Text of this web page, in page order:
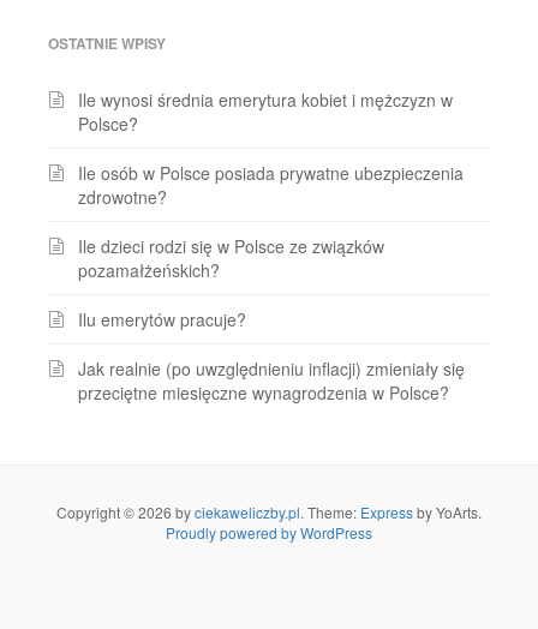
OSTATNIE WPISY
Ile wynosi średnia emerytura kobiet i mężczyzn w
Polsce?
Ile osób w Polsce posiada prywatne ubezpieczenia
zdrowotne?
Ile dzieci rodzi się w Polsce ze związków
pozamałżeńskich?
Ilu emerytów pracuje?
Jak realnie (po uwzględnieniu inflacji) zmieniały się
przeciętne miesięczne wynagrodzenia w Polsce?
Copyright © 2026 byciekaweliczby.pl. Theme: Expressby YoArts.
Proudly powered by WordPress